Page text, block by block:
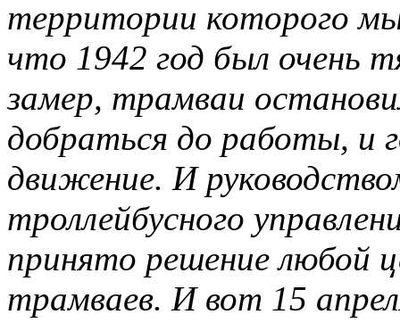
территории которого
что 1942 год был очень
замер, трамваи
добраться до работы, и
движение. И
троллейбусного
принято решение любой
трамваев. И вот 15